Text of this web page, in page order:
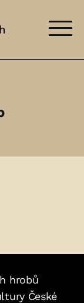
hrobů
České